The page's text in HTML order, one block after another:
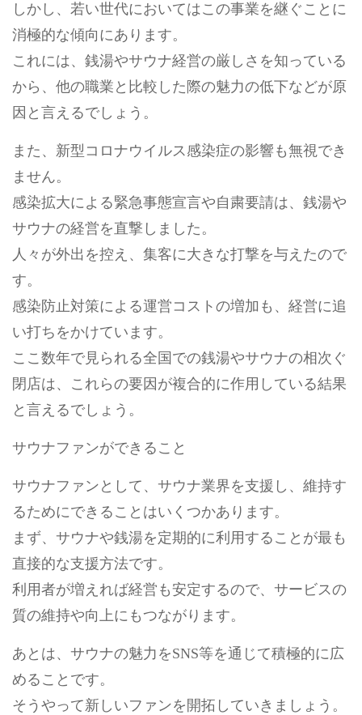
しかし、若い世代においてはこの事業を継ぐことに
消極的な傾向にあります。
これには、銭湯やサウナ経営の厳しさを知っている
から、他の職業と比較した際の魅力の低下などが原
因と言えるでしょう。
また、新型コロナウイルス感染症の影響も無視でき
ません。
感染拡大による緊急事態宣言や自粛要請は、銭湯や
サウナの経営を直撃しました。
人々が外出を控え、集客に大きな打撃を与えたので
す。
感染防止対策による運営コストの増加も、経営に追
い打ちをかけています。
ここ数年で見られる全国での銭湯やサウナの相次ぐ
閉店は、これらの要因が複合的に作用している結果
と言えるでしょう。
サウナファンができること
サウナファンとして、サウナ業界を支援し、維持す
るためにできることはいくつかあります。
まず、サウナや銭湯を定期的に利用することが最も
直接的な支援方法です。
利用者が増えれば経営も安定するので、サービスの
質の維持や向上にもつながります。
あとは、サウナの魅力をSNS等を通じて積極的に広
めることです。
そうやって新しいファンを開拓していきましょう。